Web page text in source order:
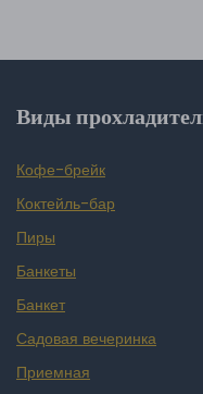
Виды
Кофе-брейк
Коктейль-бар
Пиры
Банкеты
Банкет
Садовая вечеринка
Приемная